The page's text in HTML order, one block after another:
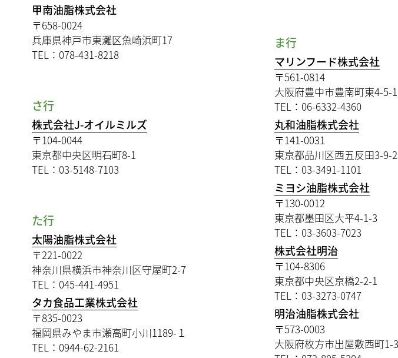
甲南油脂株式会社
〒658-0024
兵庫県神戸市東灘区魚崎浜町17
TEL：078-431-8218
さ行
株式会社J-オイルミルズ
〒104-0044
東京都中央区明石町8-1
TEL：03-5148-7103
た行
太陽油脂株式会社
〒221-0022
神奈川県横浜市神奈川区守屋町2-7
TEL：045-441-4951
タカ食品工業株式会社
〒835-0023
福岡県みやま市瀬高町小川1189-１
TEL：0944-62-2161
ま行
マリンフード株式会社
〒561-0814
大阪府豊中市豊南町東4-5-1
TEL：06-6332-4360
丸和油脂株式会社
〒141-0031
東京都品川区西五反田3-9-
TEL：03-3491-1101
ミヨシ油脂株式会社
〒130-0012
東京都墨田区大平4-1-3
TEL：03-3603-7023
株式会社明治
〒104-8306
東京都中央区京橋2-2-1
TEL：03-3273-0747
明治油脂株式会社
〒573-0003
大阪府枚方市出屋敷西町1-